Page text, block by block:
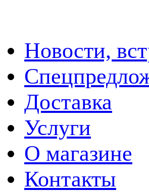
Новости,
Доставка
Услуги
О магазине
Контакты